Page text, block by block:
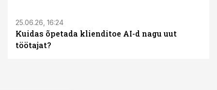
25.06.26, 16:24
Kuidas õpetada klienditoe AI-d nagu uut
töötajat?